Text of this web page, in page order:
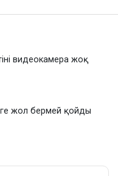
видеокамера жоқ
жол бермей қойды